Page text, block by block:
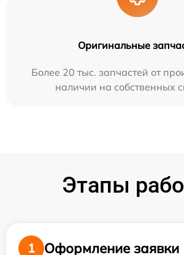
Оригинальные
Более 20 тыс. запчастей от
наличии на собственных
Этапы
1
Оформление заявки